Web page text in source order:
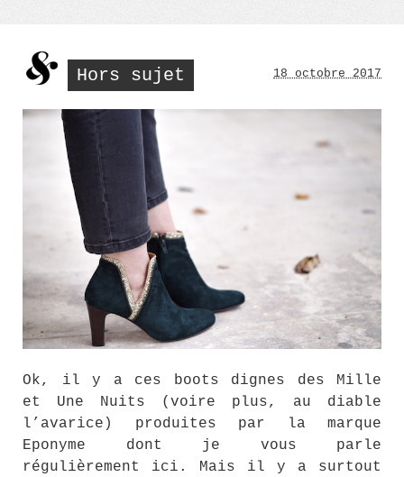
Hors sujet 18 octobre 2017
Ok, il y a ces boots dignes des Mille
et Une Nuits (voire plus, au diable
l’avarice) produites par la marque
Eponyme dont je vous parle
régulièrement ici. Mais il y a surtout